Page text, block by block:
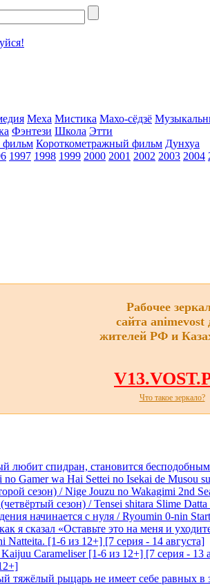
Меха Мистика Махо-сёдзё
Фэнтези Школа Этти
фильм Короткометражный фильм Дунхуа
1997 1998 1999 2000 2001 2002 2003 2004
Рабочее
сайта animevost
жителей РФ и
Что такое зеркало?
любит спидран, становится
Gamer wa Hai Settei no Isekai de Musou
сезон) / Nige Jouzu no Wakagimi 2nd
сезон) / Tensei shitara Slime
начинается с нуля / Ryoumin 0-nin
я сказал «Оставьте это на меня и
Natteita. [1-6 из 12+] [7 серия - 14 августа]
Carameliser [1-6 из 12+] [7 серия - 13
тяжёлый рыцарь не имеет себе равных в